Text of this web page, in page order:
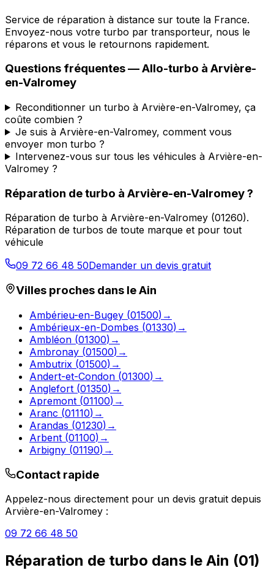
Service de réparation à distance sur toute la France.
Envoyez-nous votre turbo par transporteur, nous le
réparons et vous le retournons rapidement.
Questions fréquentes —Allo-turbo à Arvière-
en-Valromey
Reconditionner un turbo à Arvière-en-Valromey, ça
coûte combien ?
Je suis à Arvière-en-Valromey, comment vous
envoyer mon turbo ?
Intervenez-vous sur tous les véhicules à Arvière-en-
Valromey ?
Réparation de turbo à Arvière-en-Valromey?
Réparation de turbo à Arvière-en-Valromey (01260).
Réparation de turbos de toute marque et pour tout
véhicule
09 72 66 48 50Demander un devis gratuit
Villes proches dans leAin
Ambérieu-en-Bugey (01500) →
Ambérieux-en-Dombes (01330) →
Ambléon (01300) →
Ambronay (01500) →
Ambutrix (01500) →
Andert-et-Condon (01300) →
Anglefort (01350) →
Apremont (01100) →
Aranc (01110) →
Arandas (01230) →
Arbent (01100) →
Arbigny (01190) →
Contact rapide
Appelez-nous directement pour un devis gratuit depuis
Arvière-en-Valromey :
09 72 66 48 50
Réparation de turbo dans le Ain (01)